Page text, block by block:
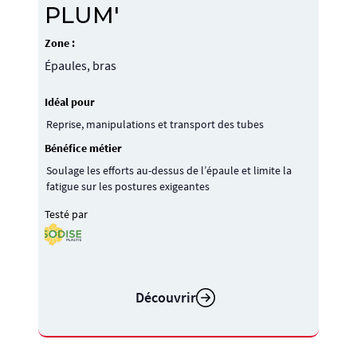
PLUM'
Zone :
Épaules, bras
Idéal pour
Reprise, manipulations et transport des tubes
Bénéfice métier
Soulage les efforts au-dessus de l’épaule et limite la
fatigue sur les postures exigeantes
Testé par
Découvrir